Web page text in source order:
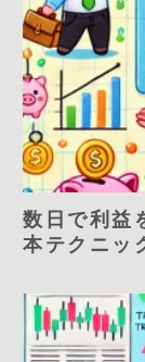
数日で利益
本テクニッ